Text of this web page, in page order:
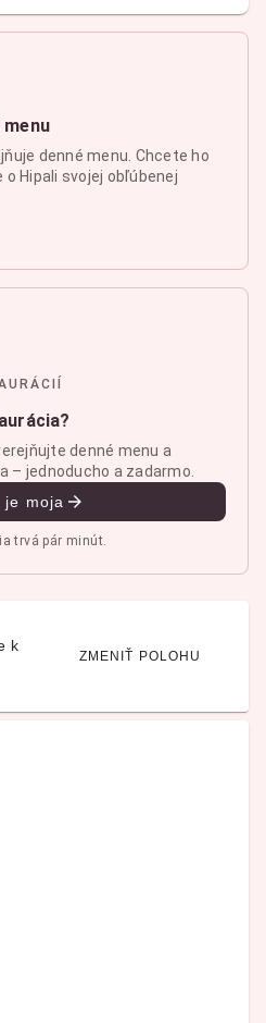
denné menu. Chcete ho
Hipali svojej obľúbenej
denné menu a
– jednoducho a zadarmo.
je moja
trvá pár minút.
k
ZMENIŤ POLOHU